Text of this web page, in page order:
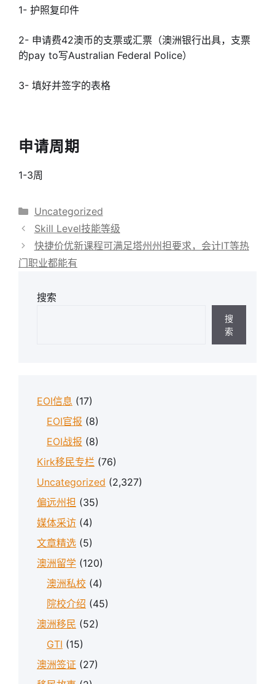
1- 护照复印件
2- 申请费42澳币的支票或汇票（澳洲银行出具，支票
的pay to写Australian Federal Police）
3- 填好并签字的表格
申请周期
1-3周
分
类
Uncategorized
Skill Level技能等级
快捷价优新课程可满足塔州州担要求，会计IT等热
门职业都能有
搜索
搜
索
EOI信息 (17)
EOI官报 (8)
EOI战报 (8)
Kirk移民专栏 (76)
Uncategorized (2,327)
偏远州担 (35)
媒体采访 (4)
文章精选 (5)
澳洲留学 (120)
澳洲私校 (4)
院校介绍 (45)
澳洲移民 (52)
GTI (15)
澳洲签证 (27)